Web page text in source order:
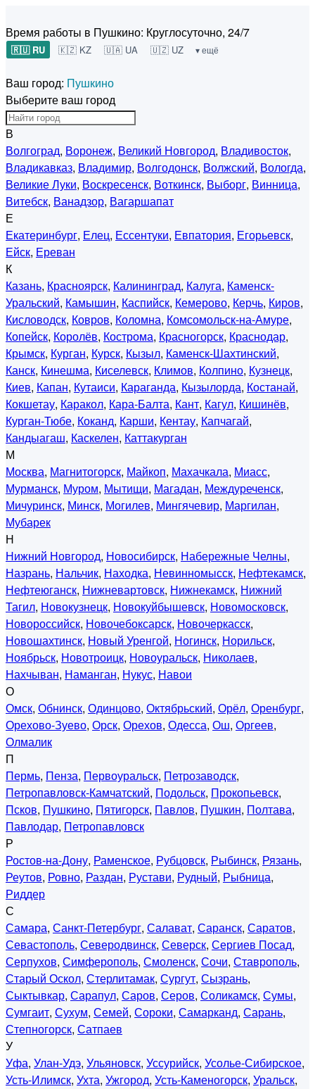
Время работы в Пушкино: Круглосуточно, 24/7
🇷🇺 RU 🇰🇿 KZ 🇺🇦 UA 🇺🇿 UZ ▾ ещё
Ваш город: Пушкино
Выберите ваш город
В
Волгоград, Воронеж, Великий Новгород, Владивосток,
Владикавказ, Владимир, Волгодонск, Волжский, Вологда,
Великие Луки, Воскресенск, Воткинск, Выборг, Винница,
Витебск, Ванадзор, Вагаршапат
Е
Екатеринбург, Елец, Ессентуки, Евпатория, Егорьевск,
Ейск, Ереван
К
Казань, Красноярск, Калининград, Калуга, Каменск-
Уральский, Камышин, Каспийск, Кемерово, Керчь, Киров,
Кисловодск, Ковров, Коломна, Комсомольск-на-Амуре,
Копейск, Королёв, Кострома, Красногорск, Краснодар,
Крымск, Курган, Курск, Кызыл, Каменск-Шахтинский,
Канск, Кинешма, Киселевск, Климов, Колпино, Кузнецк,
Киев, Капан, Кутаиси, Караганда, Кызылорда, Костанай,
Кокшетау, Каракол, Кара-Балта, Кант, Кагул, Кишинёв,
Курган-Тюбе, Коканд, Карши, Кентау, Капчагай,
Кандыагаш, Каскелен, Каттакурган
М
Москва, Магнитогорск, Майкоп, Махачкала, Миасс,
Мурманск, Муром, Мытищи, Магадан, Междуреченск,
Мичуринск, Минск, Могилев, Мингячевир, Маргилан,
Мубарек
Н
Нижний Новгород, Новосибирск, Набережные Челны,
Назрань, Нальчик, Находка, Невинномысск, Нефтекамск,
Нефтеюганск, Нижневартовск, Нижнекамск, Нижний
Тагил, Новокузнецк, Новокуйбышевск, Новомосковск,
Новороссийск, Новочебоксарск, Новочеркасск,
Новошахтинск, Новый Уренгой, Ногинск, Норильск,
Ноябрьск, Новотроицк, Новоуральск, Николаев,
Нахчыван, Наманган, Нукус, Навои
О
Омск, Обнинск, Одинцово, Октябрьский, Орёл, Оренбург,
Орехово-Зуево, Орск, Орехов, Одесса, Ош, Оргеев,
Олмалик
П
Пермь, Пенза, Первоуральск, Петрозаводск,
Петропавловск-Камчатский, Подольск, Прокопьевск,
Псков, Пушкино, Пятигорск, Павлов, Пушкин, Полтава,
Павлодар, Петропавловск
Р
Ростов-на-Дону, Раменское, Рубцовск, Рыбинск, Рязань,
Реутов, Ровно, Раздан, Рустави, Рудный, Рыбница,
Риддер
С
Самара, Санкт-Петербург, Салават, Саранск, Саратов,
Севастополь, Северодвинск, Северск, Сергиев Посад,
Серпухов, Симферополь, Смоленск, Сочи, Ставрополь,
Старый Оскол, Стерлитамак, Сургут, Сызрань,
Сыктывкар, Сарапул, Саров, Серов, Соликамск, Сумы,
Сумгаит, Сухум, Семей, Сороки, Самарканд, Сарань,
Степногорск, Сатпаев
У
Уфа, Улан-Удэ, Ульяновск, Уссурийск, Усолье-Сибирское,
Усть-Илимск, Ухта, Ужгород, Усть-Каменогорск, Уральск,